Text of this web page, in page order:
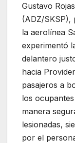
Gustavo
(ADZ/SKSP),
la aerolínea
experimentó
delantero
hacia
pasajeros a
los
manera
lesionadas,
por el